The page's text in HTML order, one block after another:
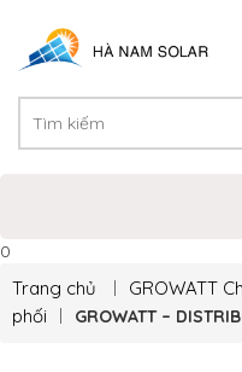
0
Trang chủ GROWATT
phối
GROWATT –